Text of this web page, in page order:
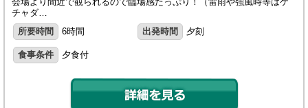
チャダ…
所要時間
6時間 出発時間 夕刻
食事条件 夕食付